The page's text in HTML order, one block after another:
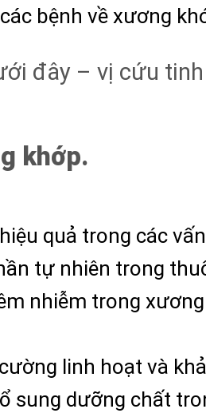
bệnh về xương
đây – vị cứu
khớp.
quả trong các
tự nhiên trong
nhiễm trong
linh hoạt và
sung dưỡng chất